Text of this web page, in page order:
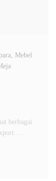
, Mebel
berbagai